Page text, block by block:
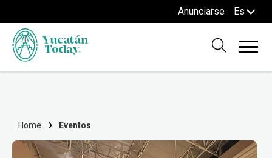
Anunciarse Es
Home Eventos